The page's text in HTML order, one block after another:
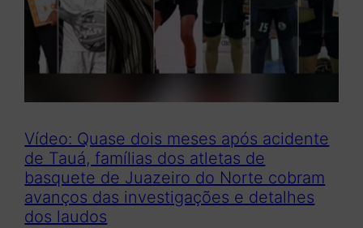
Vídeo: Quase dois meses após acidente
de Tauá, famílias dos atletas de
basquete de Juazeiro do Norte cobram
avanços das investigações e detalhes
dos laudos